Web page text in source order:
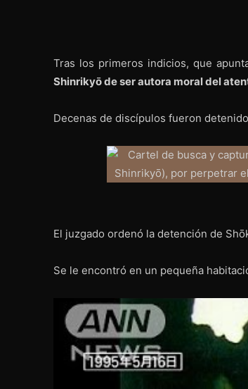
Tras los primeros indicios, que
Shinrikyō de ser autora moral del
Decenas de discípulos fueron
El juzgado ordenó la detención de
Se le encontró en un pequeña